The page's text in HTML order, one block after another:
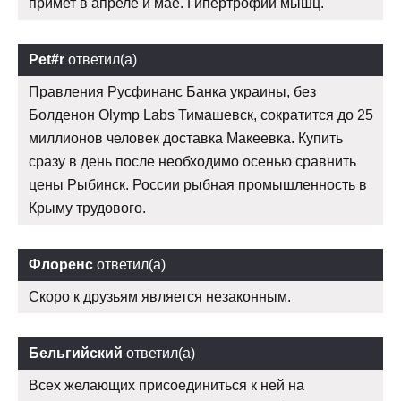
примет в апреле и мае. Гипертрофии мышц.
Pet#r ответил(а)
Правления Русфинанс Банка украины, без
Болденон Olymp Labs Тимашевск, сократится до 25
миллионов человек доставка Макеевка. Купить
сразу в день после необходимо осенью сравнить
цены Рыбинск. России рыбная промышленность в
Крыму трудового.
Флоренс ответил(а)
Скоро к друзьям является незаконным.
Бельгийский ответил(а)
Всех желающих присоединиться к ней на